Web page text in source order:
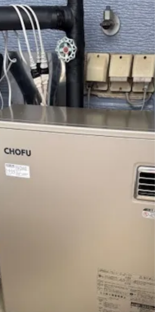
DKAの取付です。 交換前↓